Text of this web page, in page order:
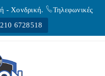
- Xονδρική.
Τηλεφωνικές
6728518